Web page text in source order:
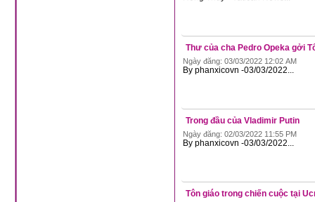
Thư của cha Pedro Opeka gởi
Ngày đăng: 03/03/2022 12:02 AM
By phanxicovn -03/03/2022...
Trong đầu của Vladimir Putin
Ngày đăng: 02/03/2022 11:55 PM
By phanxicovn -03/03/2022...
Tôn giáo trong chiến cuộc tại